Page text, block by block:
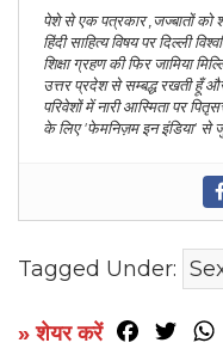
पेशे से एक पत्रकार ,जज्बातों को
हिंदी साहित्य विषय पर दिल्ली
शिक्षा ग्रहण की फिर जामिया
उत्तर प्रदेश से सम्बद्ध रखती हूँ
परिवेशों में नारी आस्मिता पर
के लिए 'फेमनिज़म इन इंडिया' से
Tagged Under:
» शेयर करें